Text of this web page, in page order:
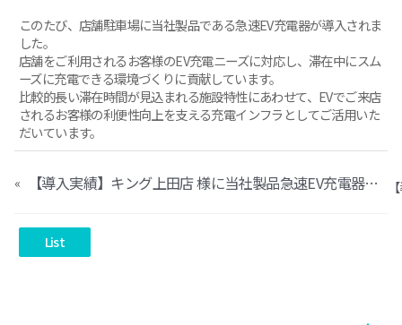
このたび、店舗駐車場に当社製品である急速EV充電器が導入されま
した。
店舗をご利用されるお客様のEV充電ニーズに対応し、滞在中にスム
ーズに充電できる環境づくりに貢献しています。
比較的長い滞在時間が見込まれる施設特性にあわせて、EVでご来店
されるお客様の利便性向上を支える充電インフラとしてご活用いた
だいています。
« 【導入実績】キング上田店 様に当社製品急速EV充電器が導入されました
List